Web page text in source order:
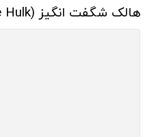
هالک شگفت انگیز (The Incredible Hulk)